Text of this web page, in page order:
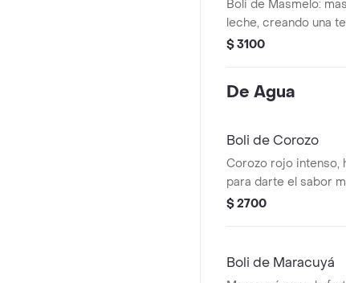
Boli de Masmelo:
leche, creando una
dulce.
$ 3100
De Agua
Boli de Corozo
Corozo rojo intenso,
para darte el sabor
refrescante de
$ 2700
Boli de Maracuyá